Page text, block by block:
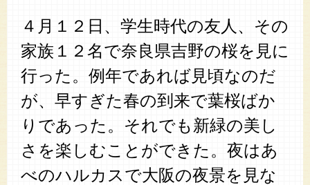
４月１２日、学生時代の友人、その
家族１２名で奈良県吉野の桜を見に
行った。例年であれば見頃なのだ
が、早すぎた春の到来で葉桜ばか
りであった。それでも新緑の美し
さを楽しむことができた。夜はあ
べのハルカスで大阪の夜景を見な